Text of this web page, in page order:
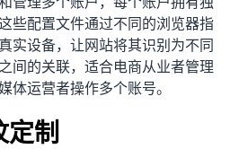
些配置文件通过不同的浏览器指
实设备，让网站将其识别为不同
间的关联，适合电商从业者管理
体运营者操作多个账号。
定制